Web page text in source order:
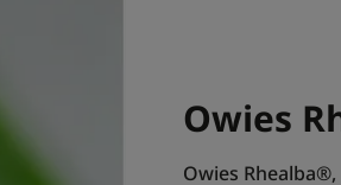
** Powierzchowne zabiegi dermatologiczne
* Wspomaga regenerację naskórka
Owies
Owies Rhealba®,